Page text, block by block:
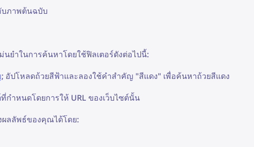
บภาพต้นฉบับ
ยำในการค้นหาโดยใช้ฟิลเตอร์ดังต่อไปนี้:
; อัปโหลดถ้วยสีฟ้าและลองใช้คำสำคัญ "สีแดง" เพื่อค้นหาถ้วยสีแดง
กำหนดโดยการให้ URL ของเว็บไซต์นั้น
ลลัพธ์ของคุณได้โดย: